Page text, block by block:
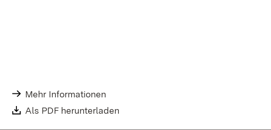
Mehr Informationen
Als PDF herunterladen